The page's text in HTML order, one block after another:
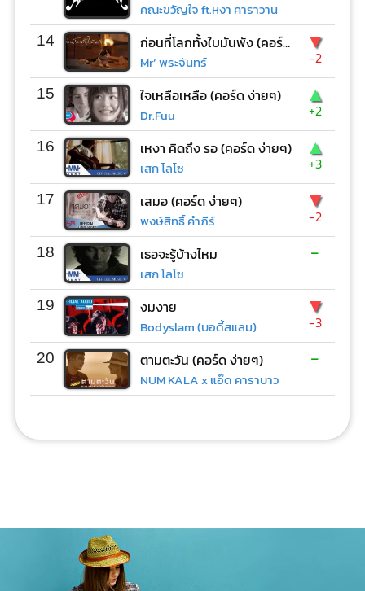
คณะขวัญใจ ft.หงา คาราวาน
14 ก่อนที่โลกทั้งใบมันพัง (คอร์ด ง่ายๆ)
Mr’ พระจันทร์
▼
-2
15 ใจเหลือเหลือ (คอร์ด ง่ายๆ)
Dr.Fuu
▲
+2
16 เหงา คิดถึง รอ (คอร์ด ง่ายๆ)
เสก โลโซ
▲
+3
17 เสมอ (คอร์ด ง่ายๆ)
พงษ์สิทธิ์ คำภีร์
▼
-2
18 เธอจะรู้บ้างไหม
เสก โลโซ
-
19 งมงาย
Bodyslam (บอดี้สแลม)
▼
-3
20 ตามตะวัน (คอร์ด ง่ายๆ)
NUM KALA x แอ๊ด คาราบาว
-